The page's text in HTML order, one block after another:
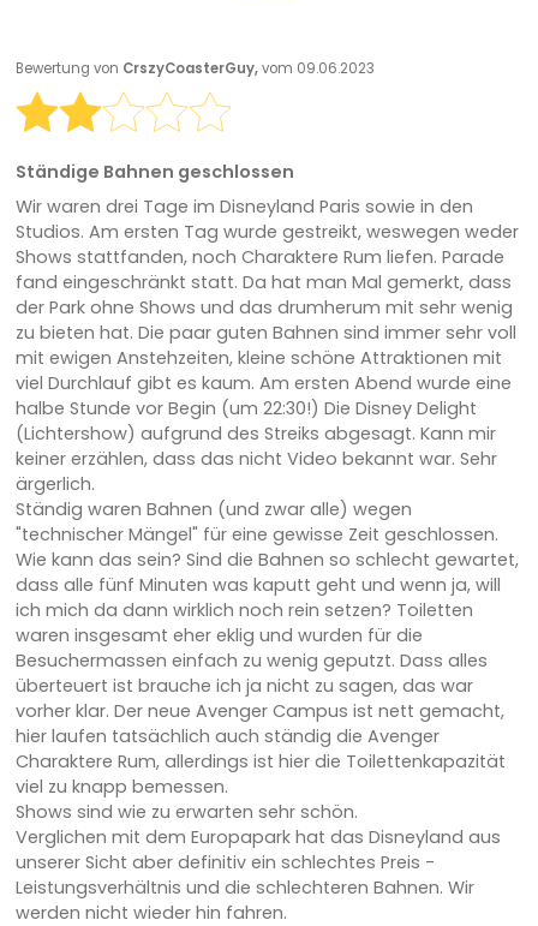
Bewertung von CrszyCoasterGuy,vom 09.06.2023
Ständige Bahnen geschlossen
Wir waren drei Tage im Disneyland Paris sowie in den
Studios. Am ersten Tag wurde gestreikt, weswegen weder
Shows stattfanden, noch Charaktere Rum liefen. Parade
fand eingeschränkt statt. Da hat man Mal gemerkt, dass
der Park ohne Shows und das drumherum mit sehr wenig
zu bieten hat. Die paar guten Bahnen sind immer sehr voll
mit ewigen Anstehzeiten, kleine schöne Attraktionen mit
viel Durchlauf gibt es kaum. Am ersten Abend wurde eine
halbe Stunde vor Begin (um 22:30!) Die Disney Delight
(Lichtershow) aufgrund des Streiks abgesagt. Kann mir
keiner erzählen, dass das nicht Video bekannt war. Sehr
ärgerlich.
Ständig waren Bahnen (und zwar alle) wegen
"technischer Mängel" für eine gewisse Zeit geschlossen.
Wie kann das sein? Sind die Bahnen so schlecht gewartet,
dass alle fünf Minuten was kaputt geht und wenn ja, will
ich mich da dann wirklich noch rein setzen? Toiletten
waren insgesamt eher eklig und wurden für die
Besuchermassen einfach zu wenig geputzt. Dass alles
überteuert ist brauche ich ja nicht zu sagen, das war
vorher klar. Der neue Avenger Campus ist nett gemacht,
hier laufen tatsächlich auch ständig die Avenger
Charaktere Rum, allerdings ist hier die Toilettenkapazität
viel zu knapp bemessen.
Shows sind wie zu erwarten sehr schön.
Verglichen mit dem Europapark hat das Disneyland aus
unserer Sicht aber definitiv ein schlechtes Preis -
Leistungsverhältnis und die schlechteren Bahnen. Wir
werden nicht wieder hin fahren.